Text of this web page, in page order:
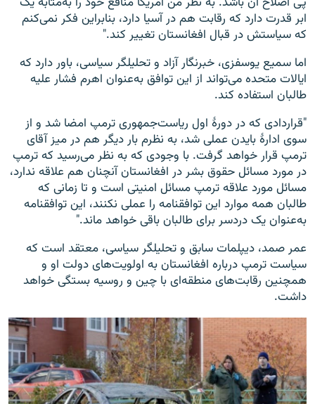
ابر قدرت دارد که رقابت هم در آسیا دارد، بنابراین فکر نمی‌کنم
که سیاستش در قبال افغانستان تغییر کند."
اما سمیع یوسفزی، خبرنگار آزاد و تحلیلگر سیاسی، باور دارد که
ایالات متحده می‌تواند از این توافق به‌عنوان اهرم فشار علیه
طالبان استفاده کند.
"قراردادی که در دورۀ اول ریاست‌جمهوری ترمپ امضا شد و از
سوی ادارۀ بایدن عملی شد، به نظرم بار دیگر هم در میز آقای
ترمپ قرار خواهد گرفت. با وجودی که به نظر می‌رسید که ترمپ
در مورد مسائل حقوق بشر در افغانستان آنچنان هم علاقه ندارد،
مسائل مورد علاقه ترمپ مسائل امنیتی است و تا زمانی که
طالبان همه موارد این توافقنامه را عملی نکنند، این توافقنامه
به‌عنوان یک دردسر برای طالبان باقی خواهد ماند."
عمر صمد، دیپلمات سابق و تحلیلگر سیاسی، معتقد است که
سیاست ترمپ درباره افغانستان به اولویت‌های دولت او و
همچنین رقابت‌های منطقه‌ای با چین و روسیه بستگی خواهد
داشت.